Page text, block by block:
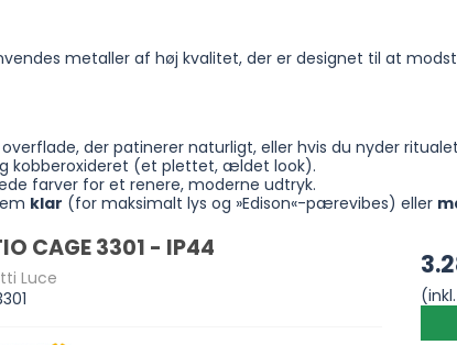
metaller af høj kvalitet, der er designet til at
der patinerer naturligt, eller hvis du nyder
kobberoxideret (et plettet, ældet look).
farver for et renere, moderne udtryk.
klar (for maksimalt lys og »Edison«-pærevibes) eller
CAGE 3301 - IP44
Luce